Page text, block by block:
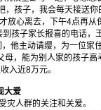
孩子，我会每天接送
放心离去，下午4点再
孩子家长报喜的电话，
他主动请缨，为一位家
，能为别人家的孩子
入近8万元。
大爱
人群的关注和关爱。